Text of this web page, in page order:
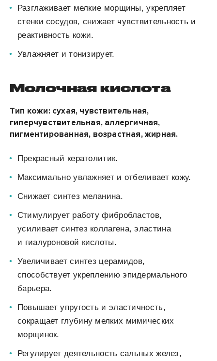
Разглаживает мелкие морщины, укрепляет
стенки сосудов, снижает чувствительность и
реактивность кожи.
Увлажняет и тонизирует.
Молочная кислота
Тип кожи: сухая, чувствительная,
гиперчувствительная, аллергичная,
пигментированная, возрастная, жирная.
Прекрасный кератолитик.
Максимально увлажняет и отбеливает кожу.
Снижает синтез меланина.
Стимулирует работу фибробластов,
усиливает синтез коллагена, эластина
и гиалуроновой кислоты.
Увеличивает синтез церамидов,
способствует укреплению эпидермального
барьера.
Повышает упругость и эластичность,
сокращает глубину мелких мимических
морщинок.
Регулирует деятельность сальных желез,